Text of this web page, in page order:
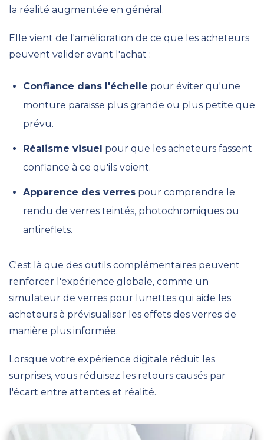
la réalité augmentée en général.
Elle vient de l'amélioration de ce que les acheteurs
peuvent valider avant l'achat :
Confiance dans l'échelle pour éviter qu'une
monture paraisse plus grande ou plus petite que
prévu.
Réalisme visuel pour que les acheteurs fassent
confiance à ce qu'ils voient.
Apparence des verres pour comprendre le
rendu de verres teintés, photochromiques ou
antireflets.
C'est là que des outils complémentaires peuvent
renforcer l'expérience globale, comme un
simulateur de verres pour lunettes qui aide les
acheteurs à prévisualiser les effets des verres de
manière plus informée.
Lorsque votre expérience digitale réduit les
surprises, vous réduisez les retours causés par
l'écart entre attentes et réalité.